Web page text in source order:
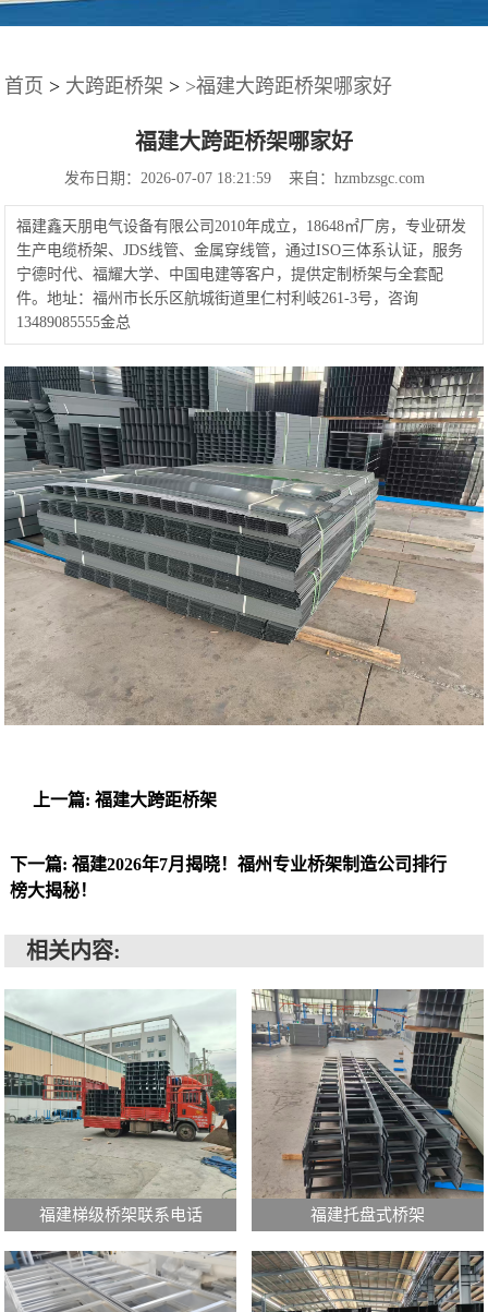
首页 > 大跨距桥架 > >福建大跨距桥架哪家好
福建大跨距桥架哪家好
发布日期：2026-07-07 18:21:59 来自：hzmbzsgc.com
福建鑫天朋电气设备有限公司2010年成立，18648㎡厂房，专业研发
生产电缆桥架、JDS线管、金属穿线管，通过ISO三体系认证，服务
宁德时代、福耀大学、中国电建等客户，提供定制桥架与全套配
件。地址：福州市长乐区航城街道里仁村利岐261-3号，咨询
13489085555金总
上一篇: 福建大跨距桥架
下一篇: 福建2026年7月揭晓！福州专业桥架制造公司排行
榜大揭秘！
相关内容:
福建梯级桥架联系电话 福建托盘式桥架